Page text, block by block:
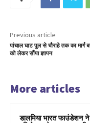
Previous article
पांचाल घाट पुल से चौराहे तक का मार्ग
को लेकर सौंपा ज्ञापन
More articles
डालमिया भारत फाउंडेशन ने